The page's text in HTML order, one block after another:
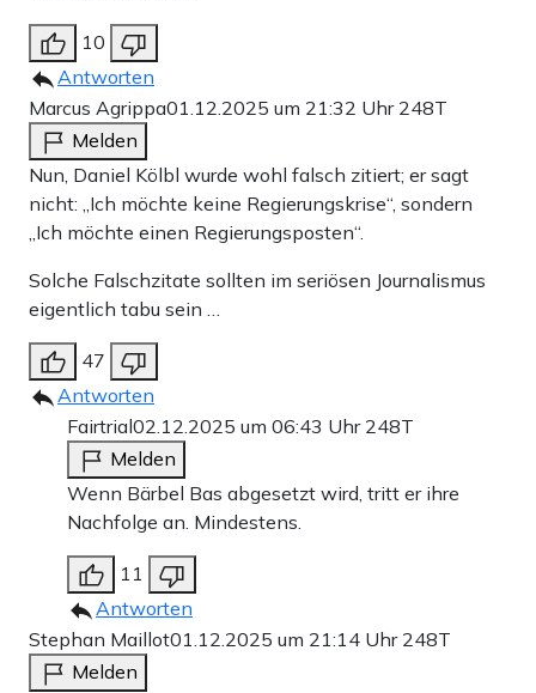
10
Antworten
Marcus Agrippa01.12.2025 um 21:32 Uhr 248T
Melden
Nun, Daniel Kölbl wurde wohl falsch zitiert; er sagt
nicht: „Ich möchte keine Regierungskrise“, sondern
„Ich möchte einen Regierungsposten“.
Solche Falschzitate sollten im seriösen Journalismus
eigentlich tabu sein …
47
Antworten
Fairtrial02.12.2025 um 06:43 Uhr 248T
Melden
Wenn Bärbel Bas abgesetzt wird, tritt er ihre
Nachfolge an. Mindestens.
11
Antworten
Stephan Maillot01.12.2025 um 21:14 Uhr 248T
Melden